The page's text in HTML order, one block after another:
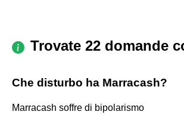
Trovate 22 domande
Che disturbo ha Marracash?
Marracash soffre di bipolarismo